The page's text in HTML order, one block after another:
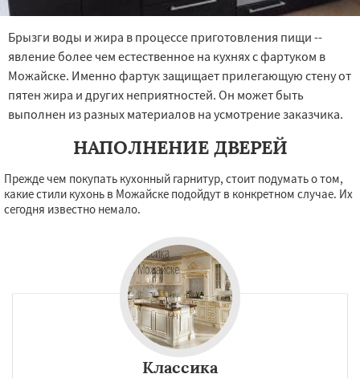
Брызги воды и жира в процессе приготовления пищи --
явление более чем естественное на кухнях с фартуком в
Можайске. Именно фартук защищает прилегающую стену от
пятен жира и других неприятностей. Он может быть
выполнен из разных материалов на усмотрение заказчика.
НАПОЛНЕНИЕ ДВЕРЕЙ
Прежде чем покупать кухонный гарнитур, стоит подумать о том,
какие стили кухонь в Можайске подойдут в конкретном случае. Их
сегодня известно немало.
Классика